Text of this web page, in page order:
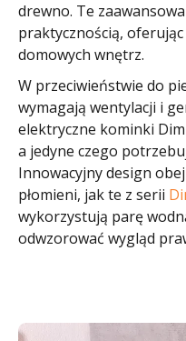
drewno. Te
praktycznością,
domowych wnętrz.
W przeciwieństwie do
wymagają wentylacji i
elektryczne kominki
a jedyne czego
Innowacyjny design
płomieni, jak te z serii
wykorzystują parę
odwzorować wygląd